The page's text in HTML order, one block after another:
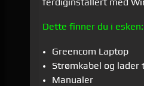
Dette finner du i esken:
Greencom Laptop
Strømkabel og lader
Manualer